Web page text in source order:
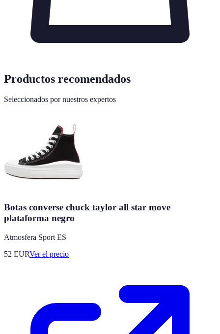
Productos recomendados
Seleccionados por nuestros expertos
Botas converse chuck taylor all star move
plataforma negro
Atmosfera Sport ES
52 EURVer el precio